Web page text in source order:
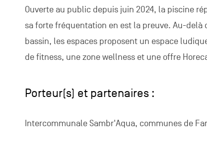
Ouverte au public depuis juin 2024, la piscine
sa forte fréquentation en est la preuve. Au-delà
bassin, les espaces proposent un espace
de fitness, une zone wellness et une offre
Porteur(s) et partenaires :
Intercommunale Sambr'Aqua, communes de